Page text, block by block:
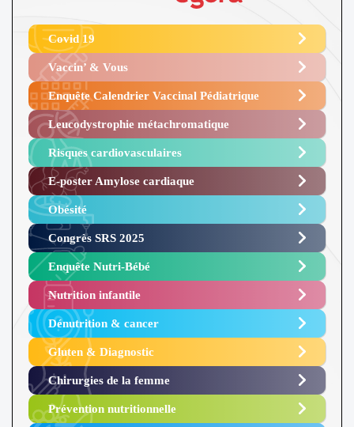
Covid 19
Vaccin’ & Vous
Enquête Calendrier Vaccinal Pédiatrique
Leucodystrophie métachromatique
Risques cardiovasculaires
E-poster Amylose cardiaque ​
Obésité ​
Congrès SRS 2025 ​
Enquête Nutri-Bébé ​
Nutrition infantile
Dénutrition & cancer
Gluten & Diagnostic
Chirurgies de la femme
Prévention nutritionnelle